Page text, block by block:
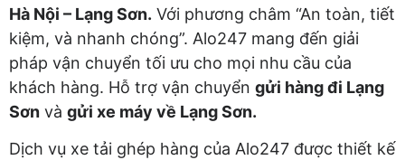
Hà Nội – Lạng Sơn. Với phương châm “An toàn, tiết
kiệm, và nhanh chóng”. Alo247 mang đến giải
pháp vận chuyển tối ưu cho mọi nhu cầu của
khách hàng. Hỗ trợ vận chuyển gửi hàng đi Lạng
Sơn và gửi xe máy về Lạng Sơn.
Dịch vụ xe tải ghép hàng của Alo247 được thiết kế